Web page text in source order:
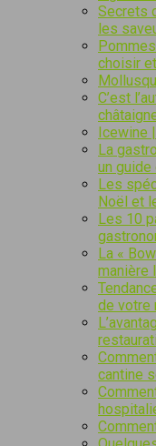
Secrets
les
choisir
C’est
Icewine
La
un guide
Les
Noël et
Les 10
La «
manière
de votre
cantine